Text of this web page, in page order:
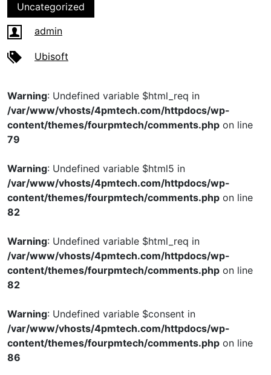
Uncategorized
admin
Ubisoft
Warning: Undefined variable $html_req in
/var/www/vhosts/4pmtech.com/httpdocs/wp-
content/themes/fourpmtech/comments.php on line
79
Warning: Undefined variable $html5 in
/var/www/vhosts/4pmtech.com/httpdocs/wp-
content/themes/fourpmtech/comments.php on line
82
Warning: Undefined variable $html_req in
/var/www/vhosts/4pmtech.com/httpdocs/wp-
content/themes/fourpmtech/comments.php on line
82
Warning: Undefined variable $consent in
/var/www/vhosts/4pmtech.com/httpdocs/wp-
content/themes/fourpmtech/comments.php on line
86